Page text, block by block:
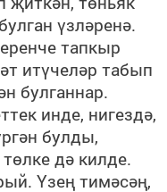
үзләренә.
тапкыр
итүчеләр табып
булганнар.
инде, нигездә,
булды,
дә килде.
Үзең тимәсәң,